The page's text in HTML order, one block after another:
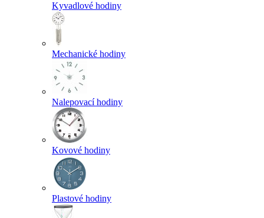
Kyvadlové hodiny
Mechanické hodiny
Nalepovací hodiny
Kovové hodiny
Plastové hodiny